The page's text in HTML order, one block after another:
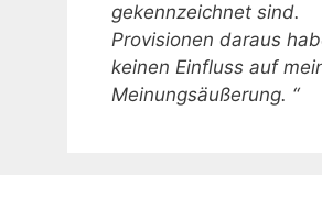
gekennzeichnet sind.
Provisionen daraus
keinen Einfluss auf
Meinungsäußerung. “